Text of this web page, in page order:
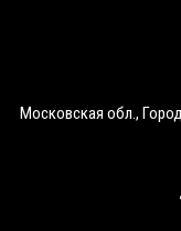
Московская обл.,